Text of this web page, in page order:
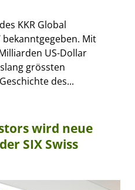
KKR Global
Mit
US-Dollar
grössten
des...
wird neue
SIX Swiss